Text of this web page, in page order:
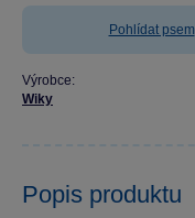
Pohlídat psem
Výrobce:
Wiky
Popis produktu